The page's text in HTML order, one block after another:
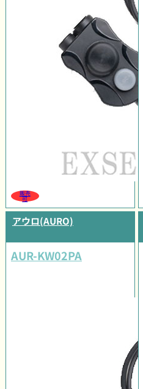
販売
可
アウロ(AURO)
AUR-KW02PA